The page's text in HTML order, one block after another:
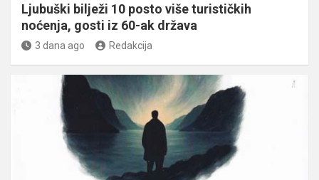
Ljubuški bilježi 10 posto više turističkih
noćenja, gosti iz 60-ak država
3 dana ago Redakcija